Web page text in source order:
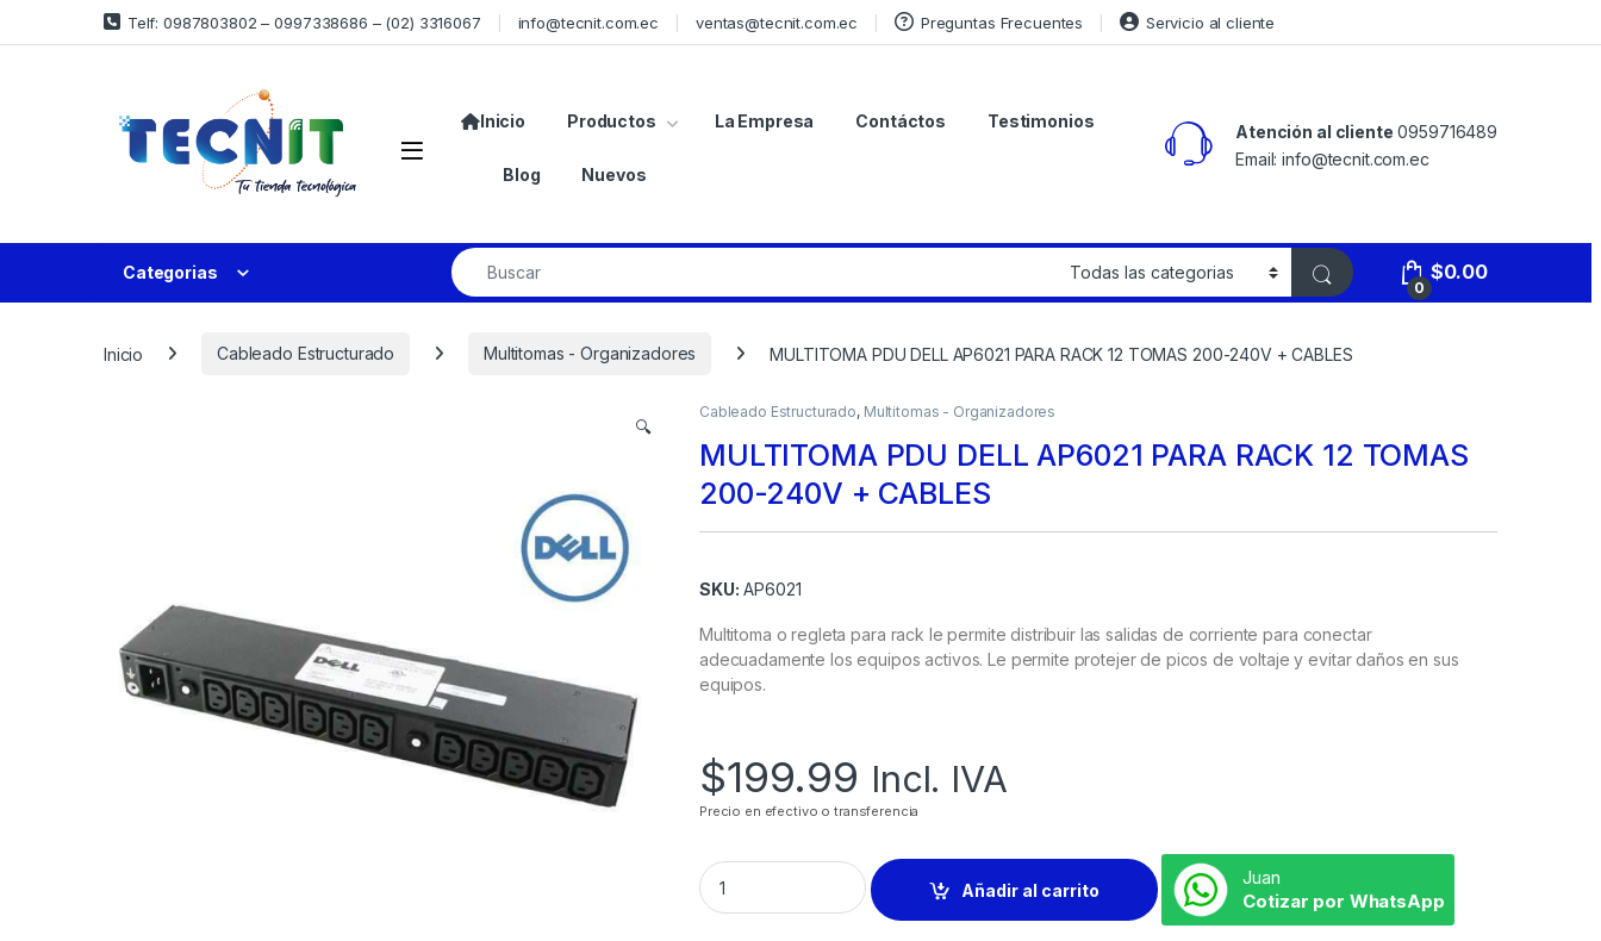
Telf: 0987803802 – 0997338686 – (02) 3316067 info@tecnit.com.ec ventas@tecnit.com.ec Preguntas Frecuentes Servicio al cliente
Inicio Productos La Empresa Contáctos Testimonios
Blog Nuevos
Atención al cliente 0959716489
Email: info@tecnit.com.ec
Categorias
0
$0.00
Inicio Cableado Estructurado Multitomas - Organizadores MULTITOMA PDU DELL AP6021 PARA RACK 12 TOMAS 200-240V + CABLES
🔍
Cableado Estructurado, Multitomas - Organizadores
MULTITOMA PDU DELL AP6021 PARA RACK 12 TOMAS
200-240V + CABLES
SKU: AP6021
Multitoma o regleta para rack le permite distribuir las salidas de corriente para conectar
adecuadamente los equipos activos. Le permite protejer de picos de voltaje y evitar daños en sus
equipos.
$199.99 Incl. IVA
Precio en efectivo o transferencia
Añadir al carrito
Juan
Cotizar por WhatsApp